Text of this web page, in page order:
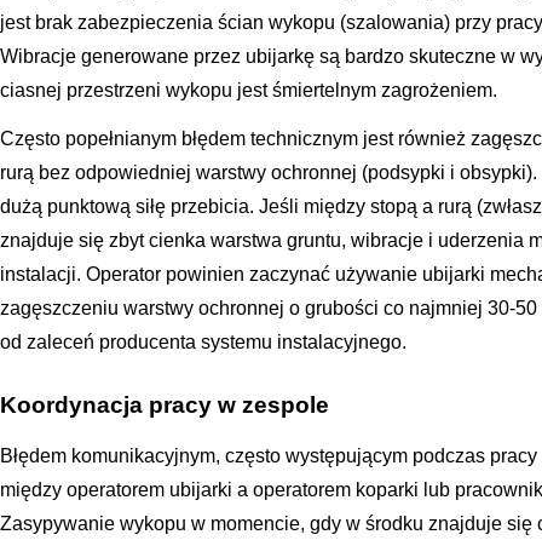
jest brak zabezpieczenia ścian wykopu (szalowania) przy
Wibracje generowane przez ubijarkę są bardzo skuteczne w
ciasnej przestrzeni wykopu jest śmiertelnym zagrożeniem.
Często popełnianym błędem technicznym jest również
rurą bez odpowiedniej warstwy ochronnej (podsypki i
dużą punktową siłę przebicia. Jeśli między stopą a rurą
znajduje się zbyt cienka warstwa gruntu, wibracje i uderzenia
instalacji. Operator powinien zaczynać używanie ubijarki
zagęszczeniu warstwy ochronnej o grubości co najmniej 30-
od zaleceń producenta systemu instalacyjnego.
Koordynacja pracy w zespole
Błędem komunikacyjnym, często występującym podczas
między operatorem ubijarki a operatorem koparki lub
Zasypywanie wykopu w momencie, gdy w środku znajduje się